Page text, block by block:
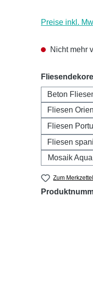
Preise inkl.
Nicht mehr
Fliesendekore
Beton
Fliesen
Fliesen
Fliesen
Mosaik
Zum